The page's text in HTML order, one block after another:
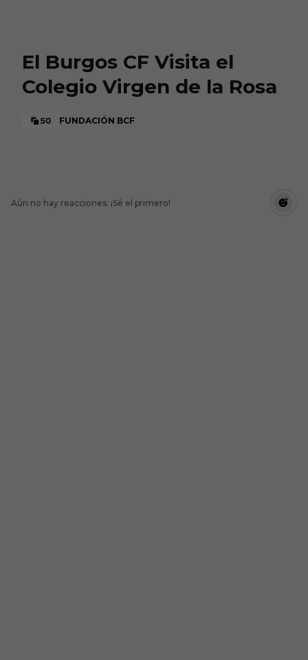
El Burgos CF Visita el
Colegio Virgen de la Rosa
50 FUNDACIÓN BCF
Aún no hay reacciones. ¡Sé el primero!